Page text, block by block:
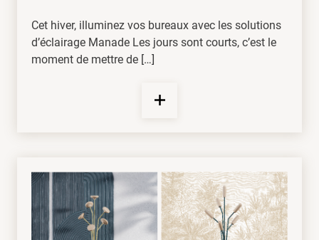
Cet hiver, illuminez vos bureaux avec les solutions
d’éclairage Manade Les jours sont courts, c’est le
moment de mettre de […]